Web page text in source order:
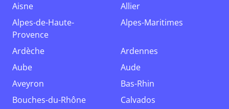
Aisne
Allier
Alpes-de-Haute-
Provence
Alpes-Maritimes
Ardèche
Ardennes
Aube
Aude
Aveyron
Bas-Rhin
Bouches-du-Rhône
Calvados